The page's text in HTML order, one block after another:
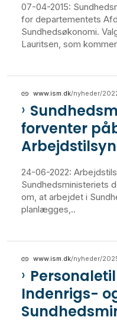
07-04-2015:
for departementets
Sundhedsøkonomi.
Lauritsen, som
www.ism.dk/nyheder/2022/juni/
forventer
24-06-2022:
Sundhedsministeriets
om, at arbejdet i
planlægges,..
www.ism.dk/nyheder/2025/
Indenrigs-